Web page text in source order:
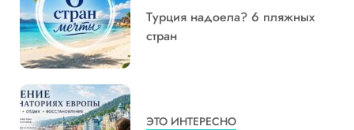
Турция надоела? 6 пляжных
стран
ЭТО ИНТЕРЕСНО